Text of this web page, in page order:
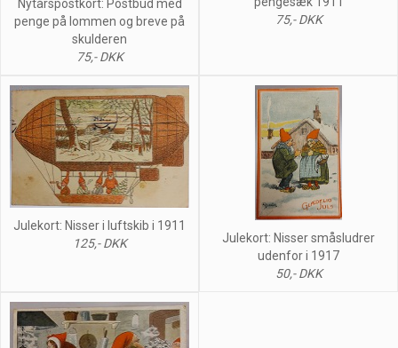
Nytårspostkort: Postbud med
penge på lommen og breve på
skulderen
75,- DKK
75,- DKK
Julekort: Nisser i luftskib i 1911
125,- DKK
Julekort: Nisser småsludrer
udenfor i 1917
50,- DKK